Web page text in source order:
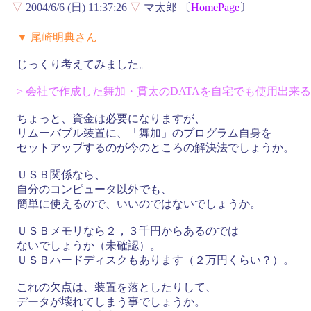
▽ 2004/6/6 (日) 11:37:26 ▽ マ太郎 〔HomePage〕
▼ 尾崎明典さん
じっくり考えてみました。
> 会社で作成した舞加・貫太のDATAを自宅でも使用出来
ちょっと、資金は必要になりますが、
リムーバブル装置に、「舞加」のプログラム自身を
セットアップするのが今のところの解決法でしょうか。
ＵＳＢ関係なら、
自分のコンピュータ以外でも、
簡単に使えるので、いいのではないでしょうか。
ＵＳＢメモリなら２，３千円からあるのでは
ないでしょうか（未確認）。
ＵＳＢハードディスクもあります（２万円くらい？）。
これの欠点は、装置を落としたりして、
データが壊れてしまう事でしょうか。